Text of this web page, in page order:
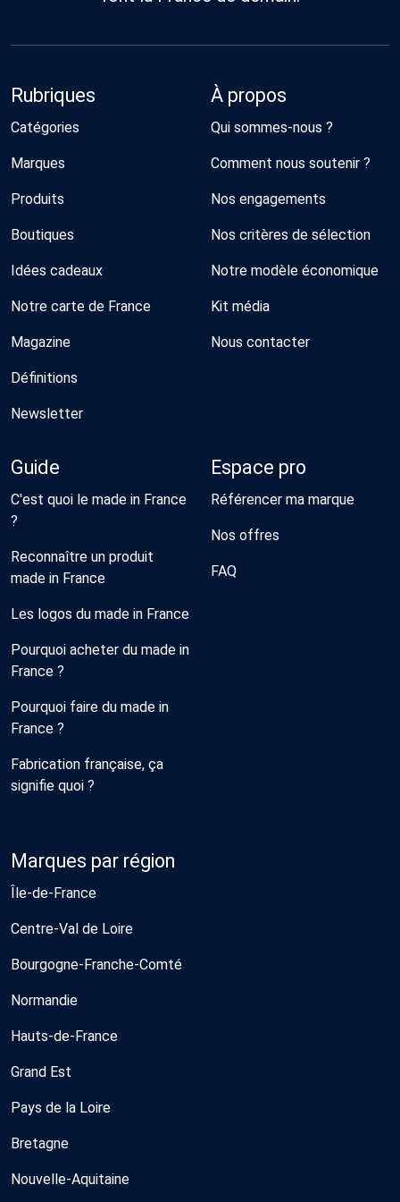
Rubriques
Catégories
Marques
Produits
Boutiques
Idées cadeaux
Notre carte de France
Magazine
Définitions
Newsletter
À propos
Qui sommes-nous ?
Comment nous soutenir ?
Nos engagements
Nos critères de sélection
Notre modèle économique
Kit média
Nous contacter
Guide
C'est quoi le made in France
?
Reconnaître un produit
made in France
Les logos du made in France
Pourquoi acheter du made in
France ?
Pourquoi faire du made in
France ?
Fabrication française, ça
signifie quoi ?
Espace pro
Référencer ma marque
Nos offres
FAQ
Marques par région
Île-de-France
Centre-Val de Loire
Bourgogne-Franche-Comté
Normandie
Hauts-de-France
Grand Est
Pays de la Loire
Bretagne
Nouvelle-Aquitaine